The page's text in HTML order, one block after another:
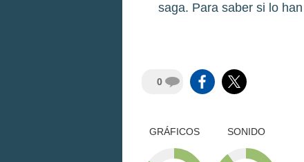
saga. Para saber si lo
0
GRÁFICOS SONIDO